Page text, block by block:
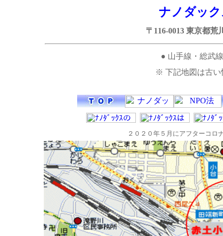
ナノダッ
〒116-0013 東京都荒
● 山手線・総武
※ 下記地図は古
２０２０年５月にアフターコロ